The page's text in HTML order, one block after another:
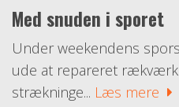
Med snuden i sporet
Under weekendens
ude at repareret rækværk
strækninge... Læs mere